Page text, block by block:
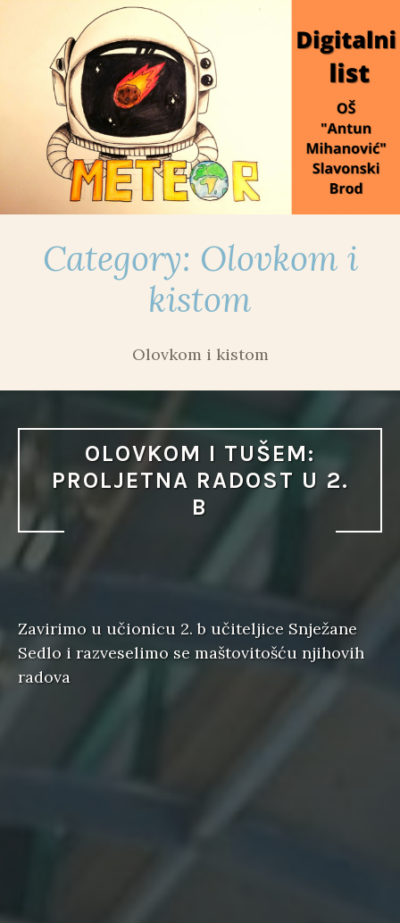
content
Category: Olovkom i
kistom
Olovkom i kistom
OLOVKOM I TUŠEM:
PROLJETNA RADOST U 2.
B
Zavirimo u učionicu 2. b učiteljice Snježane
Sedlo i razveselimo se maštovitošću njihovih
radova